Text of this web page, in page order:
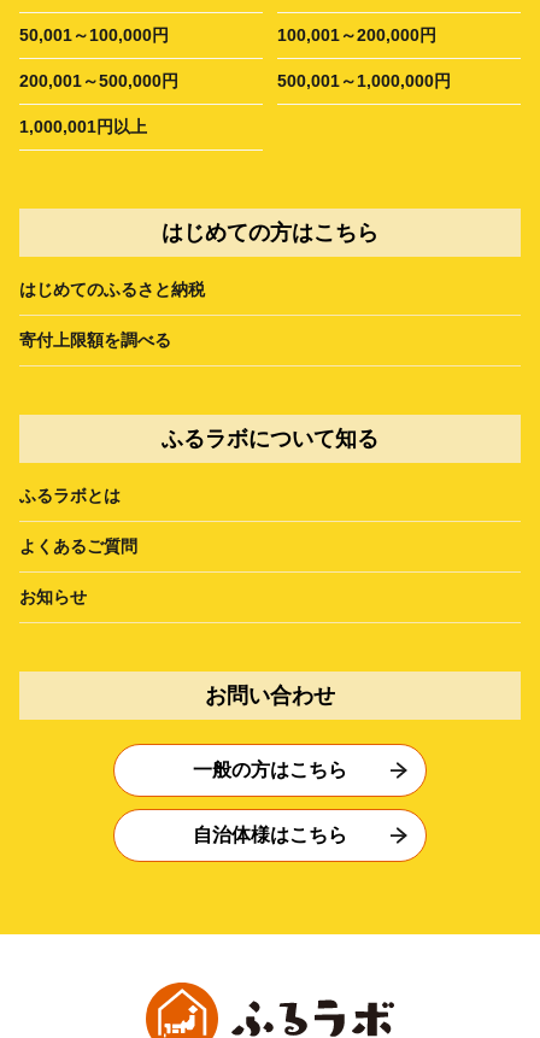
50,001～100,000円 100,001～200,000円
200,001～500,000円 500,001～1,000,000円
1,000,001円以上
はじめての方はこちら
はじめてのふるさと納税
寄付上限額を調べる
ふるラボについて知る
ふるラボとは
よくあるご質問
お知らせ
お問い合わせ
一般の方はこちら
自治体様はこちら